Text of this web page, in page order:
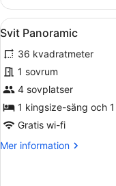
Öppna
alla
foton
för
Svit
Panoramic
9
Svit Panoramic
36 kvadratmeter
1 sovrum
4 sovplatser
1 kingsize-säng och
Gratis wi-fi
Mer information
Mer